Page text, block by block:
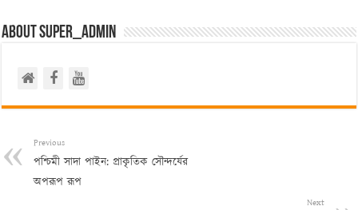
About super_admin
Previous
পশ্চিমী সাদা পাইন: প্রাকৃতিক সৌন্দর্যের
অপরূপ রূপ
Next